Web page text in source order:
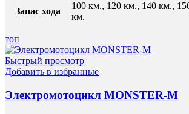
Запас хода
100 км., 120 км., 140 км.,
км.
топ
Быстрый просмотр
Добавить в избранные
Электромотоцикл MONSTER-M